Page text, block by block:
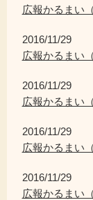
広報かるまい
2016/11/29
広報かるまい
2016/11/29
広報かるまい
2016/11/29
広報かるまい
2016/11/29
広報かるまい